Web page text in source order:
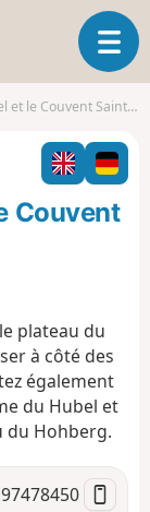
O
u
v
i
r
l
a
a
t
o
n
Marc au départ de Westhalten
Couvent
plateau du
à côté des
également
du Hubel et
du Hohberg.
97478450